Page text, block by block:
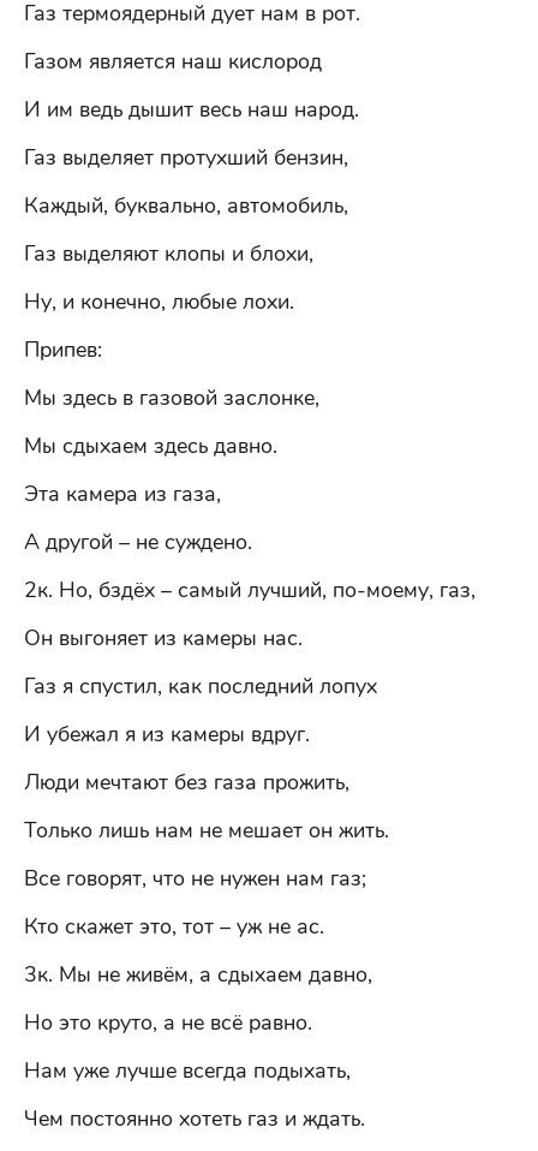
Газ термоядерный дует нам в рот.
Газом является наш кислород
И им ведь дышит весь наш народ.
Газ выделяет протухший бензин,
Каждый, буквально, автомобиль,
Газ выделяют клопы и блохи,
Ну, и конечно, любые лохи.
Припев:
Мы здесь в газовой заслонке,
Мы сдыхаем здесь давно.
Эта камера из газа,
А другой – не суждено.
2к. Но, бздёх – самый лучший, по-моему, газ,
Он выгоняет из камеры нас.
Газ я спустил, как последний лопух
И убежал я из камеры вдруг.
Люди мечтают без газа прожить,
Только лишь нам не мешает он жить.
Все говорят, что не нужен нам газ;
Кто скажет это, тот – уж не ас.
3к. Мы не живём, а сдыхаем давно,
Но это круто, а не всё равно.
Нам уже лучше всегда подыхать,
Чем постоянно хотеть газ и ждать.